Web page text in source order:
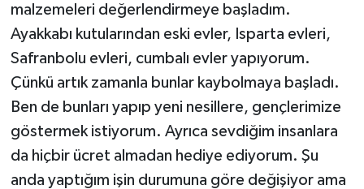
malzemeleri değerlendirmeye başladım.
Ayakkabı kutularından eski evler, Isparta evleri,
Safranbolu evleri, cumbalı evler yapıyorum.
Çünkü artık zamanla bunlar kaybolmaya başladı.
Ben de bunları yapıp yeni nesillere, gençlerimize
göstermek istiyorum. Ayrıca sevdiğim insanlara
da hiçbir ücret almadan hediye ediyorum. Şu
anda yaptığım işin durumuna göre değişiyor ama